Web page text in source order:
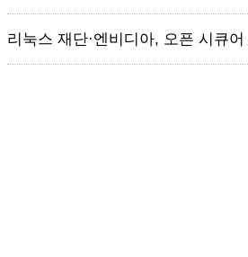
리눅스 재단·엔비디아, 오픈 시큐